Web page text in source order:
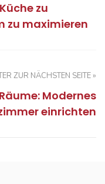
zu
zu maximieren
ZUR NÄCHSTEN SEITE »
Modernes
einrichten